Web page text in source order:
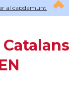
al capdamunt